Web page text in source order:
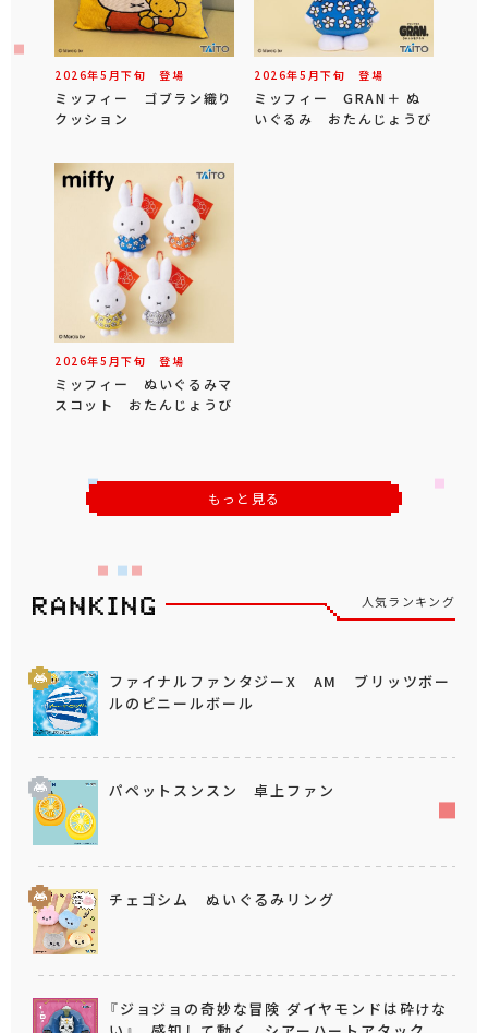
2026年5 月下旬 登場
ミッフィー ゴブラン織り
クッション
2026年5 月下旬 登場
ミッフィー GRAN＋ ぬ
いぐるみ おたんじょうび
2026年5 月下旬 登場
ミッフィー ぬいぐるみマ
スコット おたんじょうび
もっと見る
人気ランキング
ファイナルファンタジーX AM ブリッツボー
ルのビニールボール
パペットスンスン 卓上ファン
チェゴシム ぬいぐるみリング
『ジョジョの奇妙な冒険 ダイヤモンドは砕けな